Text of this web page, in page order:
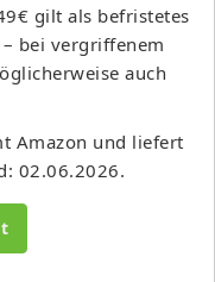
gilt als befristetes
bei vergriffenem
auch
Amazon und liefert
02.06.2026.